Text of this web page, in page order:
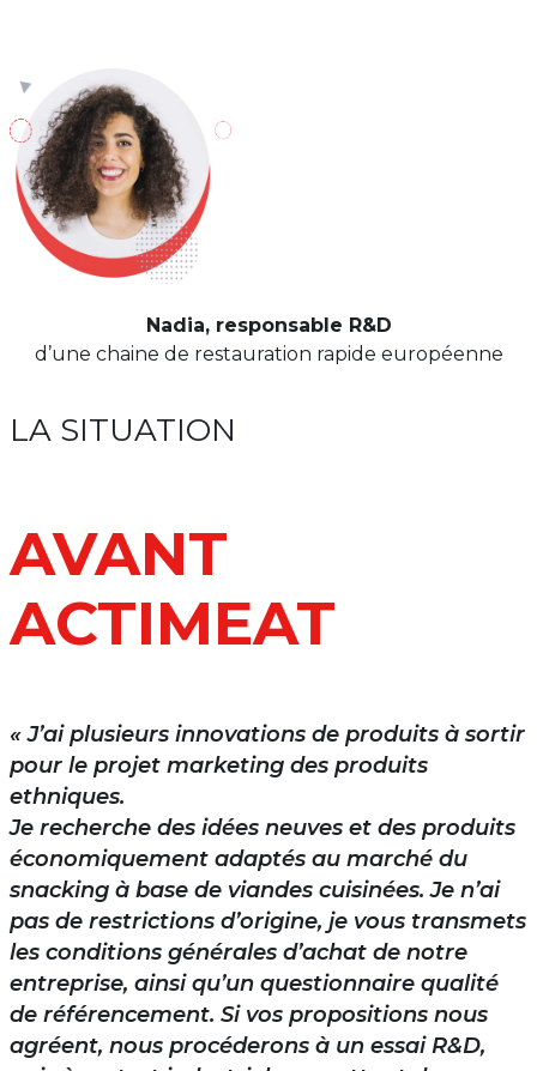
Nadia, responsable R&D
d’une chaine de restauration rapide européenne
LA SITUATION
AVANT
ACTIMEAT
« J’ai plusieurs innovations de produits à sortir
pour le projet marketing des produits
ethniques.
Je recherche des idées neuves et des produits
économiquement adaptés au marché du
snacking à base de viandes cuisinées. Je n’ai
pas de restrictions d’origine, je vous transmets
les conditions générales d’achat de notre
entreprise, ainsi qu’un questionnaire qualité
de référencement. Si vos propositions nous
agréent, nous procéderons à un essai R&D,